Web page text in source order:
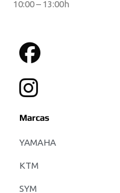
10:00 – 13:00h
Marcas
YAMAHA
KTM
SYM